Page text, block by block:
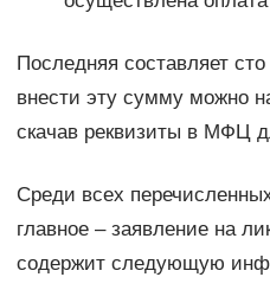
Последняя составляет
внести эту сумму можно
скачав реквизиты в МФЦ
Среди всех
главное – заявление на
содержит следующую